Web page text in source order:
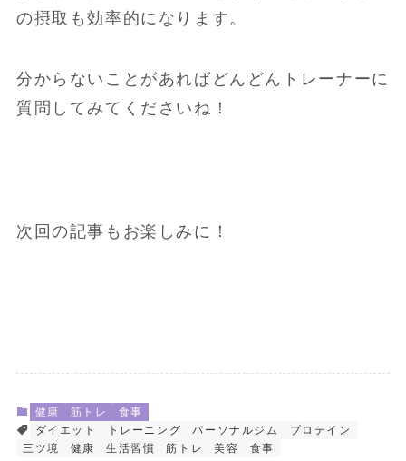
の摂取も効率的になります。
分からないことがあればどんどんトレーナーに
質問してみてくださいね！
次回の記事もお楽しみに！
健康 筋トレ
食事
ダイエット
トレーニング パーソナルジム
プロテイン
三ツ境
健康 生活習慣 筋トレ 美容 食事